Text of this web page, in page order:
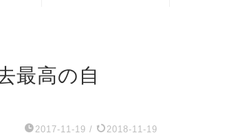
最高の自
2017-11-19 / 2018-11-19